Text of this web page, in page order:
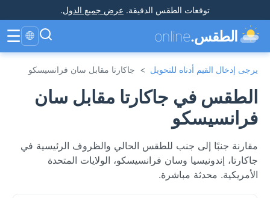
توقعات الطقس الدقيقة. عرض جميع الدول.
الطقس.online
🌐
☰
يرجى إدخال القيم أدناه للتحويل > جاكارتا مقابل سان فرانسيسكو
الطقس في جاكارتا مقابل سان
فرانسيسكو
مقارنة جنبًا إلى جنب للطقس الحالي والظروف الرئيسية في
جاكارتا، إندونيسيا وسان فرانسيسكو، الولايات المتحدة
الأمريكية. محدثة مباشرة.